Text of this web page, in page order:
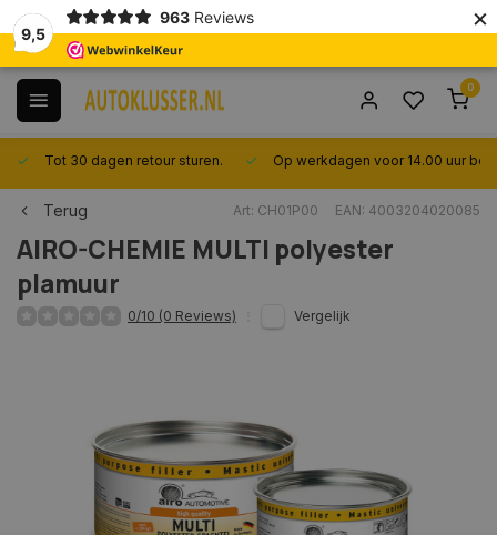
9,5
963 Reviews ×
0
Tot 30 dagen retour sturen. Op werkdagen voor 14.00 uur
Terug Art: CH01P00 EAN: 4003204020085
AIRO-CHEMIE MULTI polyester
plamuur
0/10 (0 Reviews) Vergelijk